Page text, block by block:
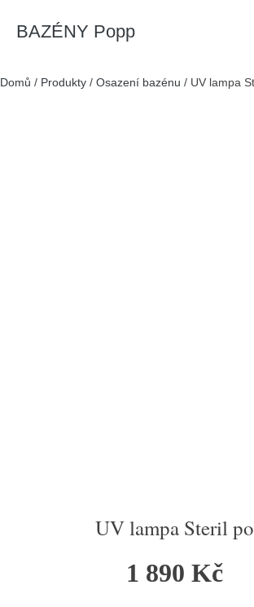
BAZÉNY Popp
Domů / Produkty / Osazení bazénu / UV lampa
UV lampa Steril
1 890 Kč